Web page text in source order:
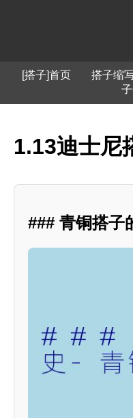
[搭子]首页 搭子缩
1.13迪士尼
### 青铜搭子